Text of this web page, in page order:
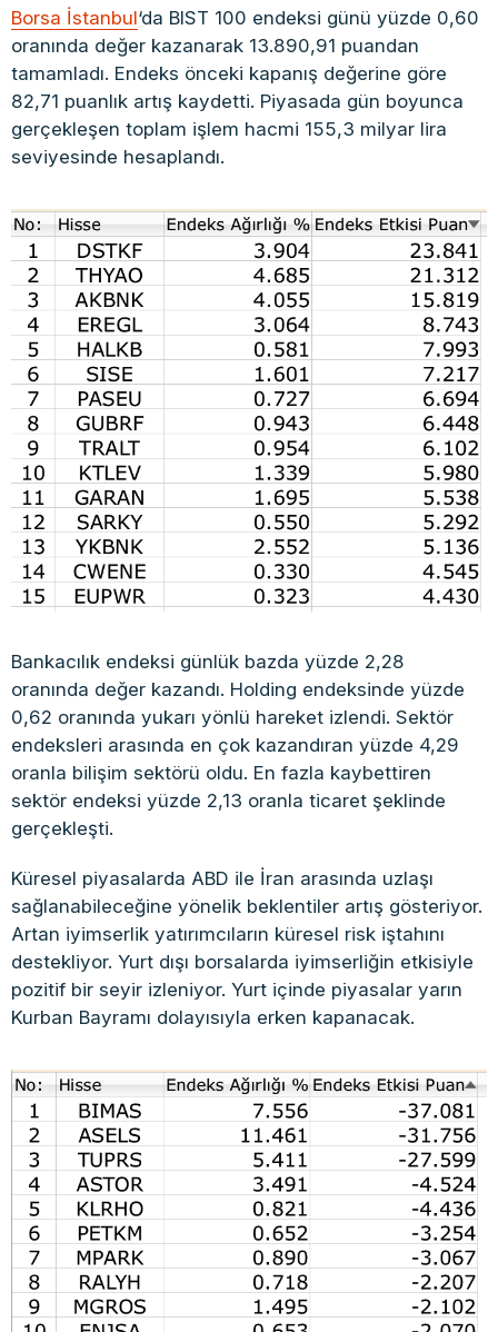
Borsa İstanbul‘da BIST 100 endeksi günü yüzde 0,60
oranında değer kazanarak 13.890,91 puandan
tamamladı. Endeks önceki kapanış değerine göre
82,71 puanlık artış kaydetti. Piyasada gün boyunca
gerçekleşen toplam işlem hacmi 155,3 milyar lira
seviyesinde hesaplandı.
Bankacılık endeksi günlük bazda yüzde 2,28
oranında değer kazandı. Holding endeksinde yüzde
0,62 oranında yukarı yönlü hareket izlendi. Sektör
endeksleri arasında en çok kazandıran yüzde 4,29
oranla bilişim sektörü oldu. En fazla kaybettiren
sektör endeksi yüzde 2,13 oranla ticaret şeklinde
gerçekleşti.
Küresel piyasalarda ABD ile İran arasında uzlaşı
sağlanabileceğine yönelik beklentiler artış gösteriyor.
Artan iyimserlik yatırımcıların küresel risk iştahını
destekliyor. Yurt dışı borsalarda iyimserliğin etkisiyle
pozitif bir seyir izleniyor. Yurt içinde piyasalar yarın
Kurban Bayramı dolayısıyla erken kapanacak.